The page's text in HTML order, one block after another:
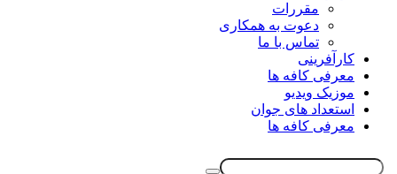
مقررات
دعوت به همکاری
تماس با ما
کارآفرینی
معرفی کافه ها
موزیک ویدیو
استعداد های جوان
معرفی کافه ها